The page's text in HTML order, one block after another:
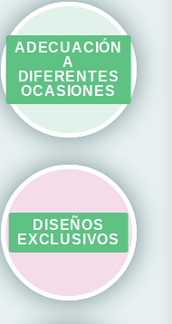
ADECUACIÓN
A
DIFERENTES
OCASIONES
DISEÑOS
EXCLUSIVOS